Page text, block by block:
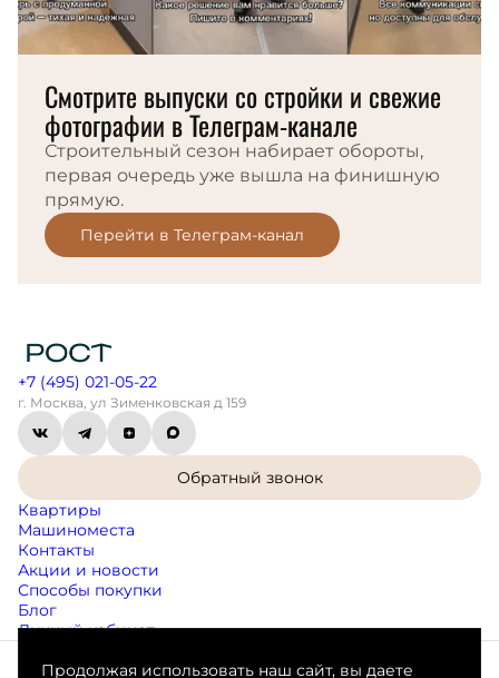
Смотрите выпуски со стройки и свежие
фотографии в Телеграм-канале
Строительный сезон набирает обороты,
первая очередь уже вышла на финишную
прямую.
Перейти в Телеграм-канал
+7 (495) 021-05-22
г. Москва, ул Зименковская д 159
Обратный звонок
Квартиры
Машиноместа
Контакты
Акции и новости
Способы покупки
Блог
Личный кабинет
Продолжая использовать наш сайт, вы даете